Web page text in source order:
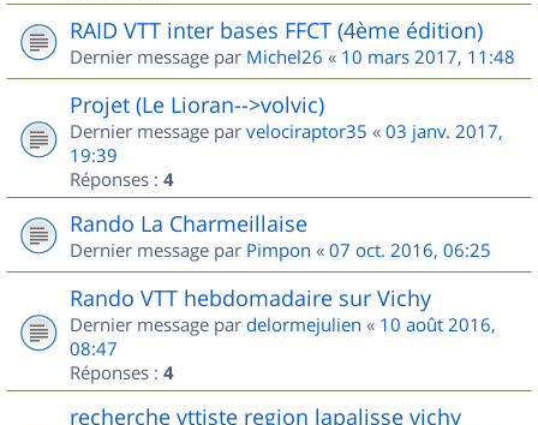
RAID VTT inter bases FFCT (4ème édition)
Dernier message par Michel26 « 10 mars 2017, 11:48
Projet (Le Lioran-->volvic)
Dernier message par velociraptor35 « 03 janv. 2017,
19:39
Réponses : 4
Rando La Charmeillaise
Dernier message par Pimpon « 07 oct. 2016, 06:25
Rando VTT hebdomadaire sur Vichy
Dernier message par delormejulien « 10 août 2016,
08:47
Réponses : 4
recherche vttiste region lapalisse vichy